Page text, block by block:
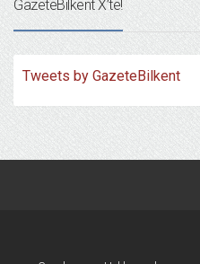
GazeteBilkent X’te!
Tweets by GazeteBilkent